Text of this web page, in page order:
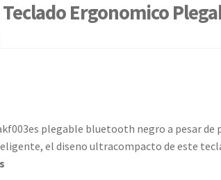
Ergonomico
plegable bluetooth negro a pesar de
el diseno ultracompacto de este